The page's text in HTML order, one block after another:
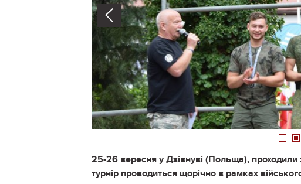
Prev
1 2
25-26 вересня у Дзівнуві (Польща), проходили
турнір проводиться щорічно в рамках